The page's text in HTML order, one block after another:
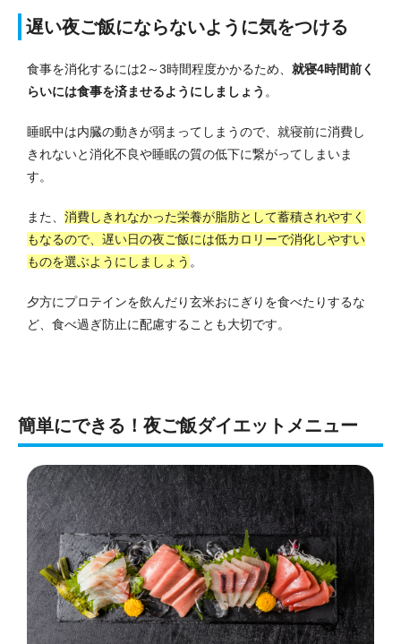
遅い夜ご飯にならないように気をつける
食事を消化するには2～3時間程度かかるため、 就寝4時間前く
らいには食事を済ませるようにしましょう 。
睡眠中は内臓の動きが弱まってしまうので、就寝前に消費し
きれないと消化不良や睡眠の質の低下に繋がってしまいま
す。
また、 消費しきれなかった栄養が脂肪として蓄積されやすく
もなるので、遅い日の夜ご飯には低カロリーで消化しやすい
ものを選ぶようにしましょう 。
夕方にプロテインを飲んだり玄米おにぎりを食べたりするな
ど、食べ過ぎ防止に配慮することも大切です。
簡単にできる！夜ご飯ダイエットメニュー